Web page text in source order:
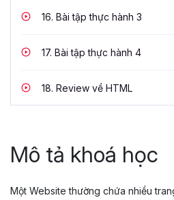
16. Bài tập thực hành 3
17. Bài tập thực hành 4
18. Review về HTML
Mô tả khoá học
Một Website thường chứa nhiều